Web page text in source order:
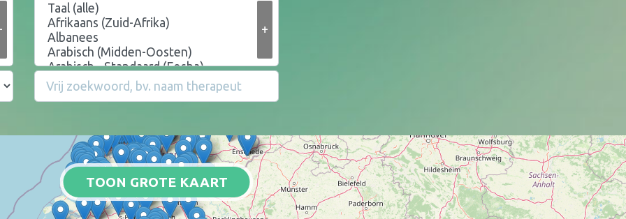
+
TOON GROTE KAART